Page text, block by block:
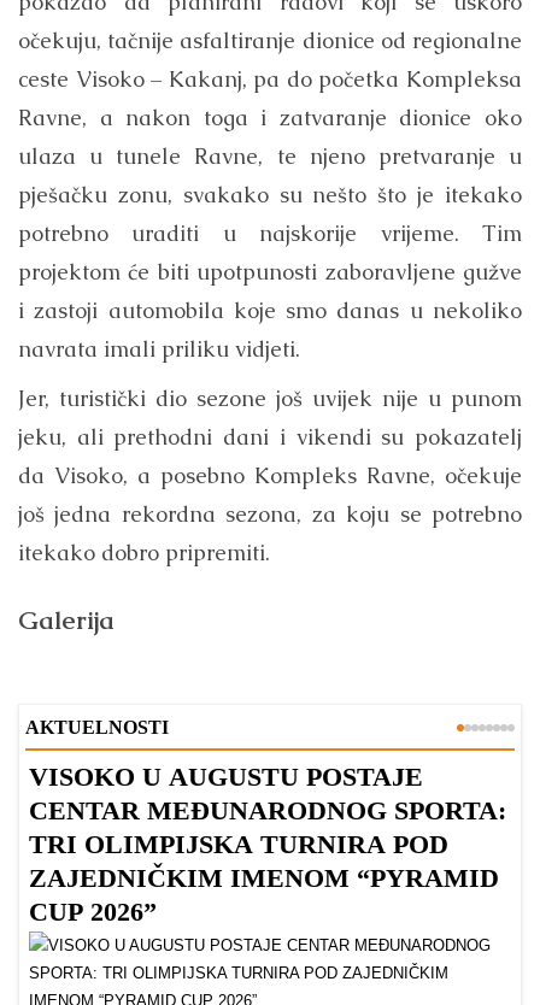
očekuju, tačnije asfaltiranje dionice od regionalne
ceste Visoko – Kakanj, pa do početka Kompleksa
Ravne, a nakon toga i zatvaranje dionice oko
ulaza u tunele Ravne, te njeno pretvaranje u
pješačku zonu, svakako su nešto što je itekako
potrebno uraditi u najskorije vrijeme. Tim
projektom će biti upotpunosti zaboravljene gužve
i zastoji automobila koje smo danas u nekoliko
navrata imali priliku vidjeti.
Jer, turistički dio sezone još uvijek nije u punom
jeku, ali prethodni dani i vikendi su pokazatelj
da Visoko, a posebno Kompleks Ravne, očekuje
još jedna rekordna sezona, za koju se potrebno
itekako dobro pripremiti.
Galerija
AKTUELNOSTI
VISOKO U AUGUSTU POSTAJE
CENTAR MEĐUNARODNOG SPORTA:
TRI OLIMPIJSKA TURNIRA POD
ZAJEDNIČKIM IMENOM “PYRAMID
CUP 2026”